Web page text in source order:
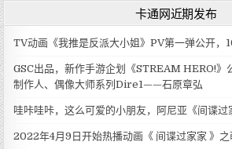
卡通网近期发布
TV动画《我推是反派大小姐》PV第一弹公开，
GSC出品，新作手游企划《STREAM HERO!》
制作人、偶像大师系列Dire1——石原章弘
哇咔哇咔，这么可爱的小朋友，阿尼亚《间谍过
2022年4月9日开始热播动画《 间谍过家家 》之